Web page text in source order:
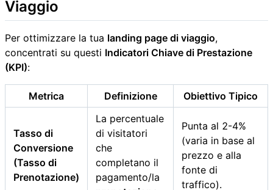
Viaggio
Per ottimizzare la tua landing page di viaggio,
concentrati su questi Indicatori Chiave di Prestazione
(KPI):
Metrica Definizione Obiettivo Tipico
Tasso di
Conversione
(Tasso di
Prenotazione)
La percentuale
di visitatori
che
completano il
pagamento/la
Punta al 2-4%
(varia in base al
prezzo e alla
fonte di
traffico).